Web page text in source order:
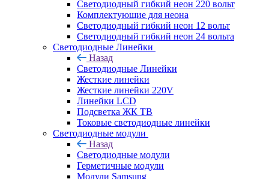
Светодиодный гибкий неон 220 вольт
Комплектующие для неона
Светодиодный гибкий неон 12 вольт
Светодиодный гибкий неон 24 вольта
Светодиодные Линейки
Назад
Светодиодные Линейки
Жесткие линейки
Жесткие линейки 220V
Линейки LCD
Подсветка ЖК ТВ
Токовые светодиодные линейки
Светодиодные модули
Назад
Светодиодные модули
Герметичные модули
Модули Samsung